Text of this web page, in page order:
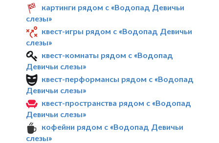
картинги рядом с «Водопад Девичьи
слезы»
квест-игры рядом с «Водопад Девичьи
слезы»
квест-комнаты рядом с «Водопад
Девичьи слезы»
квест-перформансы рядом с «Водопад
Девичьи слезы»
квест-пространства рядом с «Водопад
Девичьи слезы»
кофейни рядом с «Водопад Девичьи
слезы»